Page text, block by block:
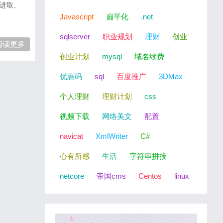
取、
读更多
Javascript 扁平化 .net
sqlserver 职业规划 理财 创业
创业计划 mysql 域名续费
优惠码 sql 百度推广 3DMax
个人理财 理财计划 css
视频下载 网络美文 配置
navicat XmlWriter C#
心有所感 生活 字符串拼接
netcore 帝国cms Centos linux